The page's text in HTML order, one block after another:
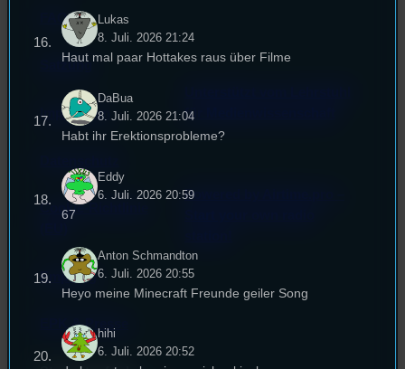
FAQ
Satzung
Impressum
Cookie-Richtlinie
Empfang
EPK & Presse
für Medienwissenschaft
Powered by Airtime.pro –
Lukas
8. Juli. 2026 21:24
Haut mal paar Hottakes raus über Filme
DaBua
8. Juli. 2026 21:04
Habt ihr Erektionsprobleme?
Eddy
6. Juli. 2026 20:59
67
Anton Schmandton
6. Juli. 2026 20:55
Heyo meine Minecraft Freunde geiler Song
hihi
6. Juli. 2026 20:52